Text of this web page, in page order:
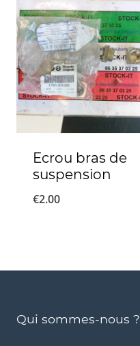
Ecrou bras de
suspension
€2.00
Qui sommes-nous ?